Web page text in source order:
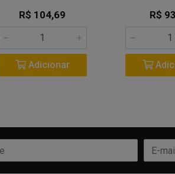
R$ 104,69
Adicionar
R$